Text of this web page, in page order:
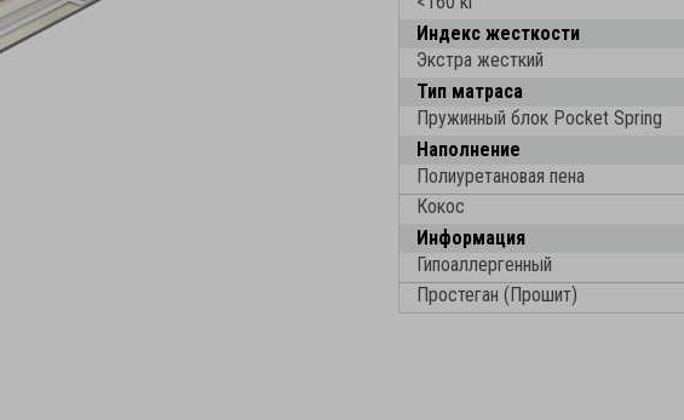
Индекс жесткости
Экстра жесткий
Тип матраса
Пружинный блок Pocket Spring
Наполнение
Полиуретановая пена
Кокос
Информация
Гипоаллергенный
Простеган (Прошит)